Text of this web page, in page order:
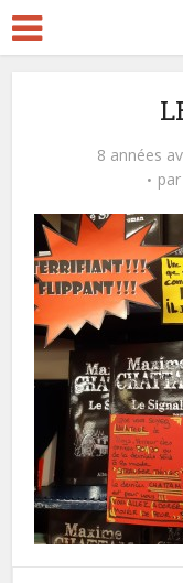
8 années
par